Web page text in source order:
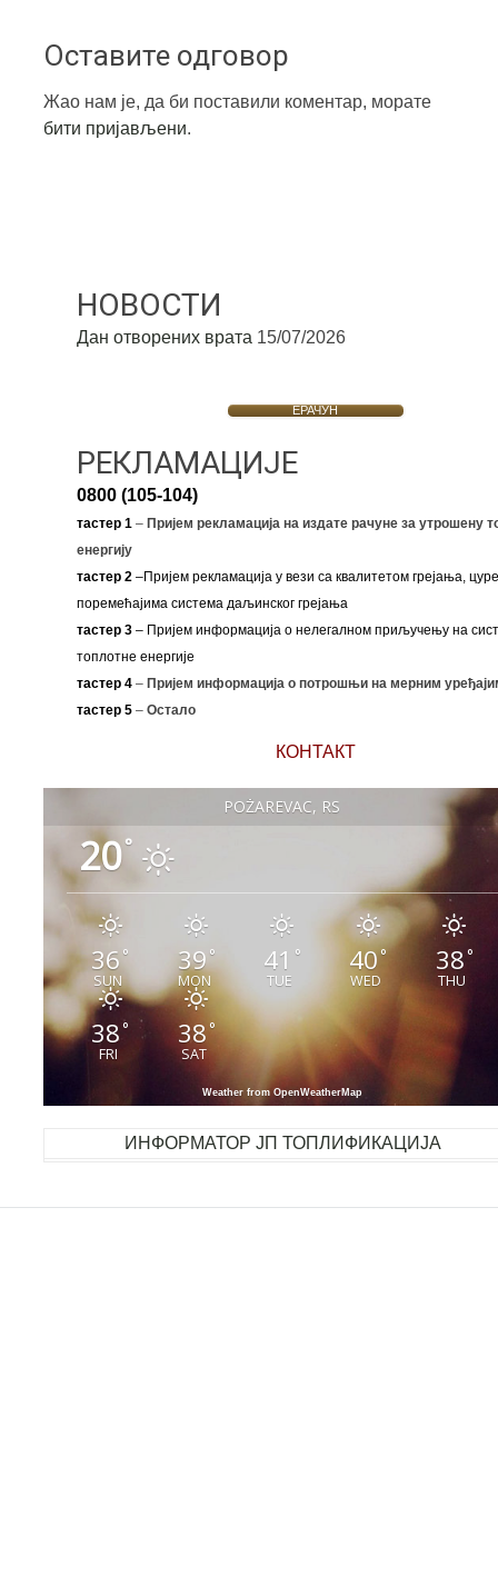
Оставите одговор
Жао нам је, да би поставили коментар, морате
бити пријављени.
НОВОСТИ
Дан отворених врата 15/07/2026
ЕРАЧУН
РЕКЛАМАЦИЈЕ
0800 (105-104)
тастер 1–Пријем рекламација на издате рачуне за утрошену
енергију
тастер 2–Пријем рекламација у вези са квалитетом грејања,
поремећајима система даљинског грејања
тастер 3– Пријем информација о нелегалном приључењу на
топлотне енергије
тастер 4 – Пријем информација о потрошњи на мерним
тастер 5 – Остало
КОНТАКТ
POŽAREVAC, RS
20°
36°
SUN
39°
MON
41 °
TUE
40°
WED
38°
THU
38°
FRI
38°
SAT
Weather from OpenWeatherMap
ИНФОРМАТОР ЈП ТОПЛИФИКАЦИЈА